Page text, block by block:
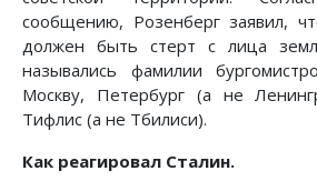
сообщению, Розенберг заявил,
должен быть стерт с лица
назывались фамилии
Москву, Петербург (а не
Тифлис (а не Тбилиси).
Как реагировал Сталин.